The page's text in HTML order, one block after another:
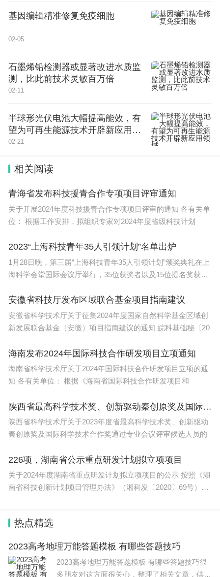
态。原因是，当前资金面宽松、降息预期主导，银行
缺乏发行长期高息产品的动力。
股份行持续收紧长期大额存单发行，多数机构下架5
年期产品。目前，平安银行（000001.SZ）是少数仍
对外发售5年期大额存单的股份行，20万起存年化利
1998.SH）、光大银行（601818.SH）、民生银行
（600016.SH）等主流股份行，仅开放1至3年期产
行。此外，招商银行（600036.SH）停发3年期及以
上产品，兴业银行（601166.SH）中长期存单也已基
本售罄，股份行存单供给整体趋于收紧。
跃的主体，但期限均比较短，5年期已经较为罕见。
一线城商行如上海银行（601229.SH）实行分区域差
高，多地6个月、2年期存单利率分别达1.45%、1.5
0%；江苏银行（600919.SH）仅面向江苏地区发行2
年期存单，年化1.45%；宁波银行（002142.SZ）在
售1年期产品利率1.25%；北京银行（601169.SH）
仅上线1年内短期存单，整体利率偏低，1年期利率
为1.3%；南京银行（601009.SH）手机APP则显示
无大额存单在售。
头部优质农商行如深圳农商行，3年期最高可达1.7
1%，略高于国有行。互联网民营银行方面，如网商
银行等则常态化发行短中期大额存单，3年期利率区
间1.85%-2.00%，全流程线上办理，无线下网点限
制。
线上存单转让二级市场形成冰火两重天的局面，2%
及以上存量高息大额存单挂单后快速成交，2021年
基因编辑精准修复免疫细胞
02-05
石墨烯铅检测器或显著改进水质监
测，比此前技术灵敏百万倍
02-11
半球形光伏电池大幅提高能效，有
望为可再生能源技术开辟新应用领
域
02-21
相关阅读
青海省发布科技援青合作专项项目评审通知
关于开展2024年度科技援青合作专项项目评审的通知 各有关单
位： 根据工作安排，拟组织专家对2024年度省级科技计划
2023“上海科技青年35人引领计划”名单出炉
1月28日晚，第三届“上海科技青年35人引领计划”颁奖典礼在上
海科学会堂国际会议厅举行，35位获奖者以及15位提名奖获得
安徽省科技厅发布区域联合基金项目指南建议
安徽省科学技术厅关于征集2024年度国家自然科学基金区域创
新发展联合基金（安徽）项目指南建议的通知 皖科基础秘〔20
海南发布2024年国际科技合作研发项目立项通知
海南省科学技术厅关于2024年国际科技合作研发项目立项的通
知 各有关单位： 根据《海南省国际科技合作研发项目和
陕西省最高科学技术奖、创新驱动秦创原奖及国际科学技术合作奖候选人名单发布
陕西省科学技术厅关于2023年度省最高科学技术奖、创新驱动
秦创原奖及国际科学技术合作奖通过专业会议评审候选人员的
226项，湖南省公示重点研发计划拟立项项目
关于2024年度湖南省重点研发计划拟立项项目的公示 按照《湖
南省科技创新计划项目管理办法》（湘科发〔2020〕69号）、
热点精选
2023高考地理万能答题模板 有哪些答题技巧
2023高考地理万能答题模板 有哪些答题技巧很
多朋友对这方面很关心，整理了相关文章，供大